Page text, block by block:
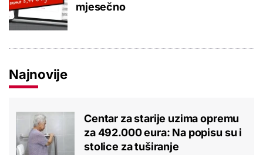
mjesečno
Najnovije
Centar za starije uzima opremu
za 492.000 eura: Na popisu su i
stolice za tuširanje